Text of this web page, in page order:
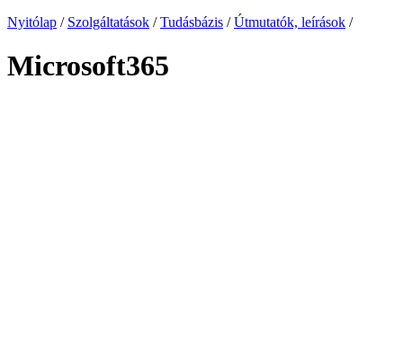
Nyitólap / Szolgáltatások / Tudásbázis / Útmutatók, leírások /
Microsoft365